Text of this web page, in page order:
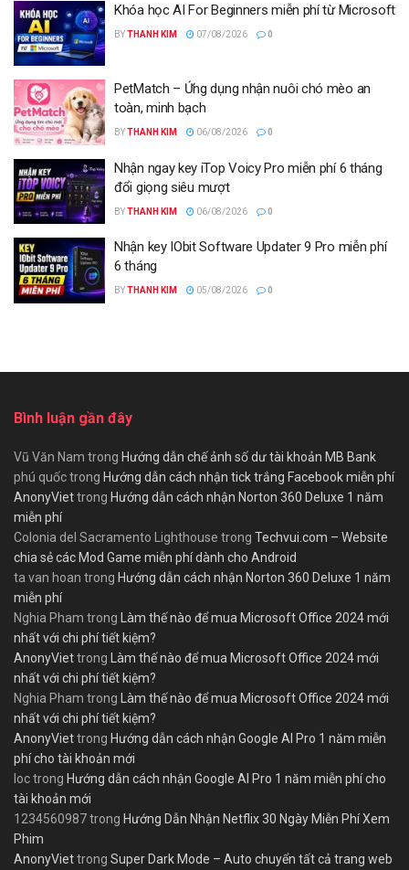
Khóa học AI For Beginners miễn phí từ Microsoft
BYTHANH KIM 07/08/2026 0
PetMatch – Ứng dụng nhận nuôi chó mèo an
toàn, minh bạch
BYTHANH KIM 06/08/2026 0
Nhận ngay key iTop Voicy Pro miễn phí 6 tháng
đổi giọng siêu mượt
BYTHANH KIM 06/08/2026 0
Nhận key IObit Software Updater 9 Pro miễn phí
6 tháng
BYTHANH KIM 05/08/2026 0
Bình luận gần đây
Vũ Văn Nam trong Hướng dẫn chế ảnh số dư tài khoản MB Bank
phú quốctrong Hướng dẫn cách nhận tick trắng Facebook miễn phí
AnonyViettrong Hướng dẫn cách nhận Norton 360 Deluxe 1 năm
miễn phí
Colonia del Sacramento Lighthouse trong Techvui.com – Website
chia sẻ các Mod Game miễn phí dành cho Android
ta van hoan trong Hướng dẫn cách nhận Norton 360 Deluxe 1 năm
miễn phí
Nghia Pham trong Làm thế nào để mua Microsoft Office 2024 mới
nhất với chi phí tiết kiệm?
AnonyViettrong Làm thế nào để mua Microsoft Office 2024 mới
nhất với chi phí tiết kiệm?
Nghia Pham trong Làm thế nào để mua Microsoft Office 2024 mới
nhất với chi phí tiết kiệm?
AnonyViettrong Hướng dẫn cách nhận Google AI Pro 1 năm miễn
phí cho tài khoản mới
loctrong Hướng dẫn cách nhận Google AI Pro 1 năm miễn phí cho
tài khoản mới
1234560987trong Hướng Dẫn Nhận Netflix 30 Ngày Miễn Phí Xem
Phim
AnonyViettrong Super Dark Mode – Auto chuyển tất cả trang web